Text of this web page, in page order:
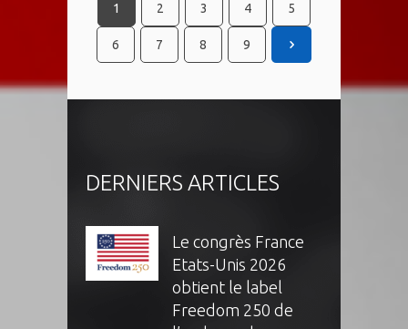
1 2 3 4 5
6 7 8 9
DERNIERS ARTICLES
Le congrès France
Etats-Unis 2026
obtient le label
Freedom 250 de